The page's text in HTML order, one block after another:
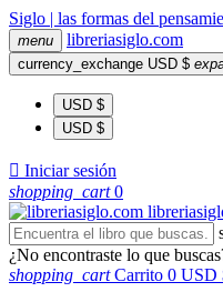
Siglo | las formas del
menu libreriasiglo.com
currency_exchange USD $
USD $
USD $
 Iniciar sesión
shopping_cart 0
libreria
¿No encontraste lo que
shopping_cart Carrito 0 USD